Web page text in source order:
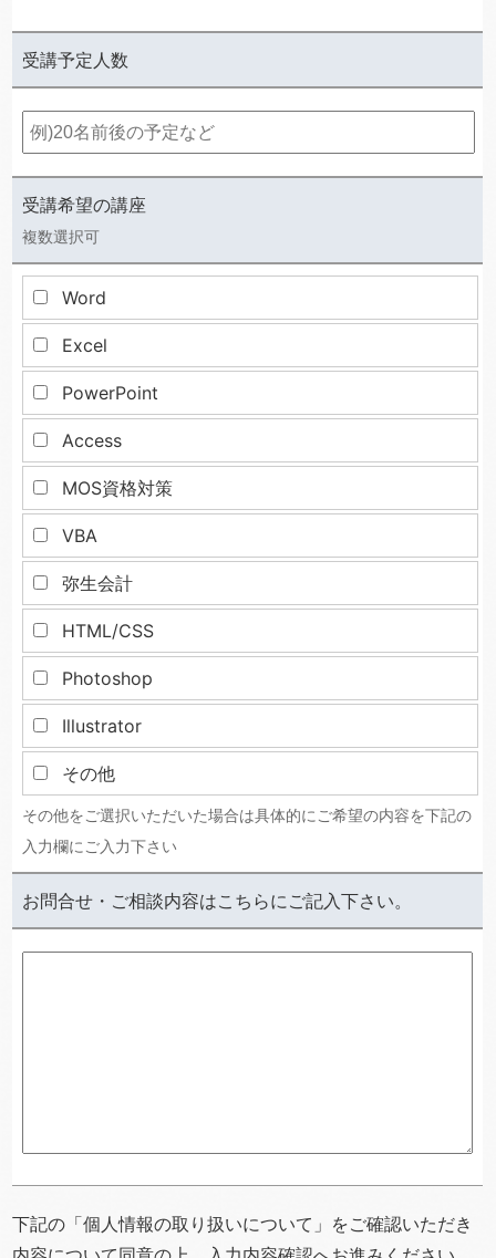
受講予定人数
受講希望の講座
複数選択可
Word
Excel
PowerPoint
Access
MOS資格対策
VBA
弥生会計
HTML/CSS
Photoshop
Illustrator
その他
その他をご選択いただいた場合は具体的にご希望の内容を下記の
入力欄にご入力下さい
お問合せ・ご相談内容はこちらにご記入下さい。
下記の「個人情報の取り扱いについて」をご確認いただき